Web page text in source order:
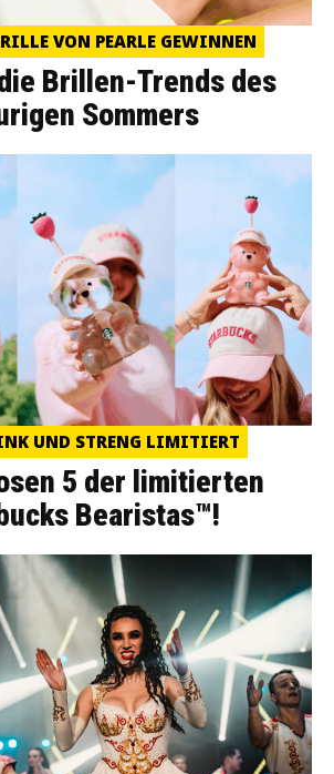
VON PEARLE GEWINNEN
Brillen-Trends des
Sommers
UND STRENG LIMITIERT
5 der limitierten
Bearistas™!